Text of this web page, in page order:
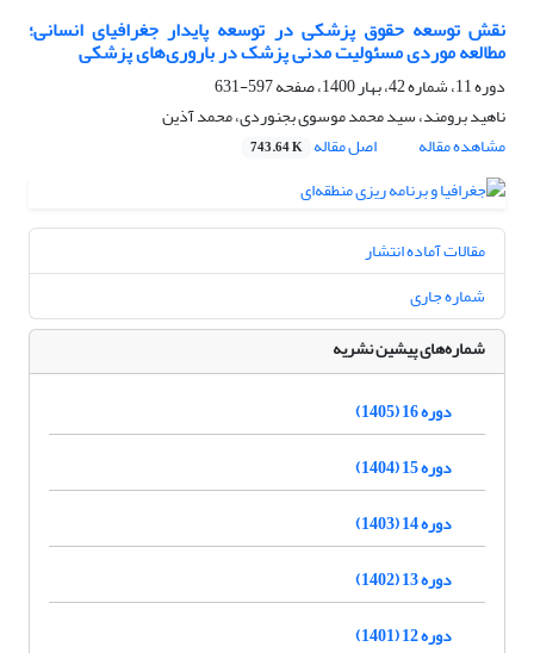
نقش توسعه حقوق پزشکی در توسعه پایدار جغرافیای انسانی؛
مطالعه موردی مسئولیت مدنی پزشک در باروری‌های پزشکی
دوره 11، شماره 42، بهار 1400، صفحه
597-631
ناهید برومند، سید محمد موسوی بجنوردی، محمد آذین
مشاهده مقاله
اصل مقاله 743.64 K
مقالات آماده انتشار
شماره جاری
شماره‌های پیشین نشریه
دوره 16 (1405)
دوره 15 (1404)
دوره 14 (1403)
دوره 13 (1402)
دوره 12 (1401)